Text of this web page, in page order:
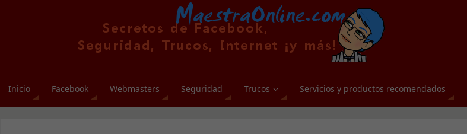
Inicio Facebook Webmasters Seguridad Trucos Servicios y productos recomendados